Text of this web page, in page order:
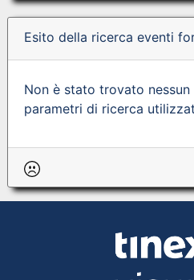
Esito della ricerca eventi
Non è stato trovato
parametri di ricerca